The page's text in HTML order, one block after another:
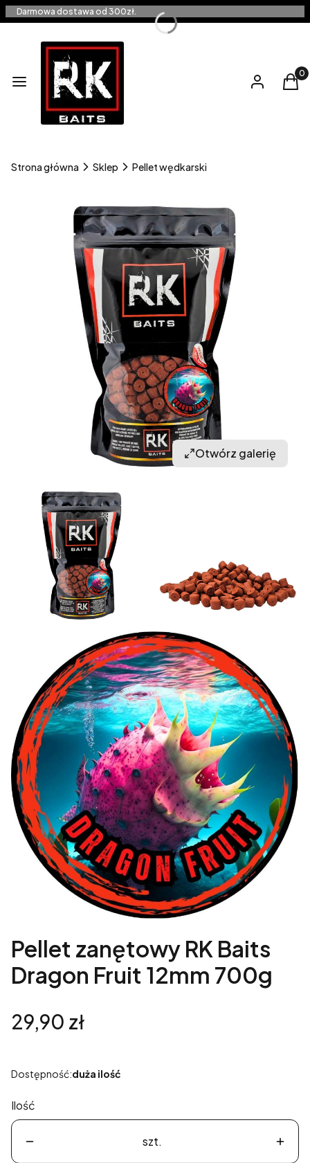
Darmowa dostawa od 300zł.
Menu Zaloguj się
Strona główna Sklep Pellet wędkarski
Otwórz galerię
Pellet zanętowy RK Baits
Dragon Fruit 12mm 700g
Cena
29,90 zł
Dostępność:duża ilość
Ilość
szt.